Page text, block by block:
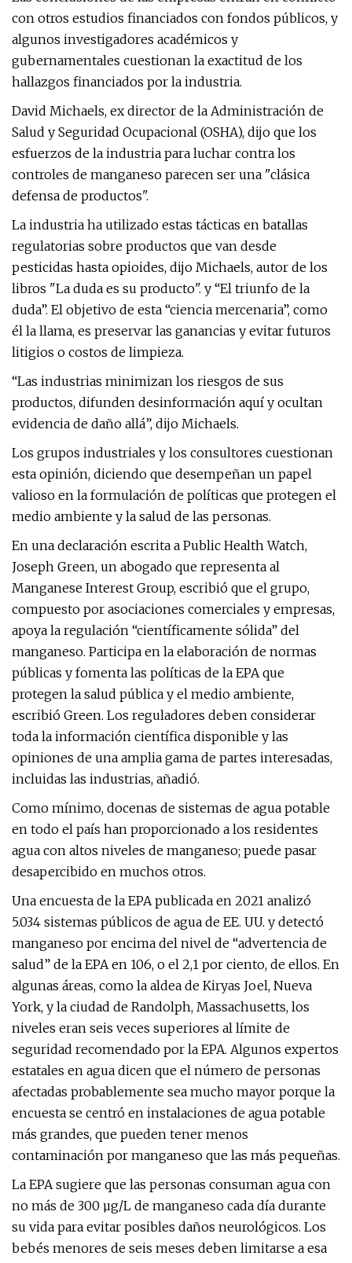
con otros estudios financiados con fondos públicos, y
algunos investigadores académicos y
gubernamentales cuestionan la exactitud de los
hallazgos financiados por la industria.
David Michaels, ex director de la Administración de
Salud y Seguridad Ocupacional (OSHA), dijo que los
esfuerzos de la industria para luchar contra los
controles de manganeso parecen ser una "clásica
defensa de productos".
La industria ha utilizado estas tácticas en batallas
regulatorias sobre productos que van desde
pesticidas hasta opioides, dijo Michaels, autor de los
libros "La duda es su producto". y “El triunfo de la
duda”. El objetivo de esta “ciencia mercenaria”, como
él la llama, es preservar las ganancias y evitar futuros
litigios o costos de limpieza.
“Las industrias minimizan los riesgos de sus
productos, difunden desinformación aquí y ocultan
evidencia de daño allá”, dijo Michaels.
Los grupos industriales y los consultores cuestionan
esta opinión, diciendo que desempeñan un papel
valioso en la formulación de políticas que protegen el
medio ambiente y la salud de las personas.
En una declaración escrita a Public Health Watch,
Joseph Green, un abogado que representa al
Manganese Interest Group, escribió que el grupo,
compuesto por asociaciones comerciales y empresas,
apoya la regulación “científicamente sólida” del
manganeso. Participa en la elaboración de normas
públicas y fomenta las políticas de la EPA que
protegen la salud pública y el medio ambiente,
escribió Green. Los reguladores deben considerar
toda la información científica disponible y las
opiniones de una amplia gama de partes interesadas,
incluidas las industrias, añadió.
Como mínimo, docenas de sistemas de agua potable
en todo el país han proporcionado a los residentes
agua con altos niveles de manganeso; puede pasar
desapercibido en muchos otros.
Una encuesta de la EPA publicada en 2021 analizó
5.034 sistemas públicos de agua de EE. UU. y detectó
manganeso por encima del nivel de “advertencia de
salud” de la EPA en 106, o el 2,1 por ciento, de ellos. En
algunas áreas, como la aldea de Kiryas Joel, Nueva
York, y la ciudad de Randolph, Massachusetts, los
niveles eran seis veces superiores al límite de
seguridad recomendado por la EPA. Algunos expertos
estatales en agua dicen que el número de personas
afectadas probablemente sea mucho mayor porque la
encuesta se centró en instalaciones de agua potable
más grandes, que pueden tener menos
contaminación por manganeso que las más pequeñas.
La EPA sugiere que las personas consuman agua con
no más de 300 µg/L de manganeso cada día durante
su vida para evitar posibles daños neurológicos. Los
bebés menores de seis meses deben limitarse a esa